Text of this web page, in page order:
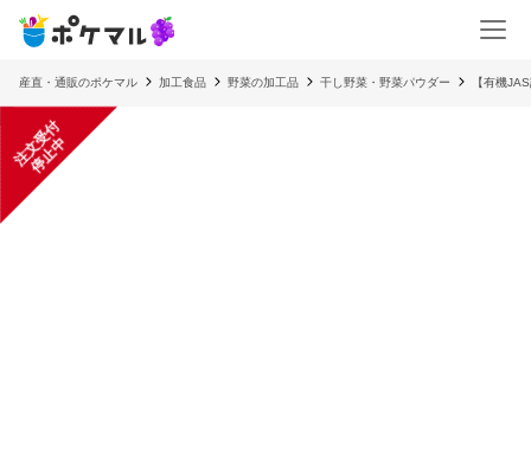
産直・通販のポケマル 加工食品 野菜の加工品 干し野菜・野菜パウダー 【有機
注
文
受
付
停
止
中